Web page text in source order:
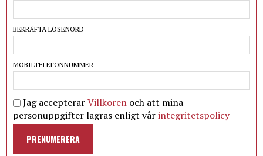
BEKRÄFTA LÖSENORD
MOBILTELEFONNUMMER
Jag accepterarVillkoren och att mina
personuppgifter lagras enligt vårintegritetspolicy
PRENUMERERA